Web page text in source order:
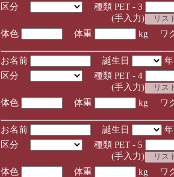
区分
種類 PET - 3
(手入力)
体色
体重 kg ワ
お名前 誕生日
区分
種類 PET - 4
(手入力)
体色
体重 kg ワ
お名前 誕生日
区分
種類 PET - 5
(手入力)
体色
体重 kg ワ